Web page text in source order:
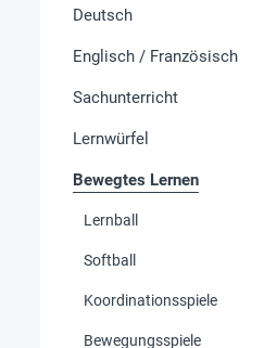
Deutsch
Englisch / Französisch
Sachunterricht
Lernwürfel
Bewegtes Lernen
Lernball
Softball
Koordinationsspiele
Bewegungsspiele